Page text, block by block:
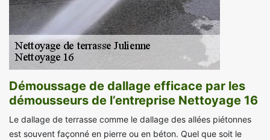
Démoussage de dallage efficace par les
démousseurs de l’entreprise Nettoyage 16
Le dallage de terrasse comme le dallage des allées piétonnes
est souvent façonné en pierre ou en béton. Quel que soit le